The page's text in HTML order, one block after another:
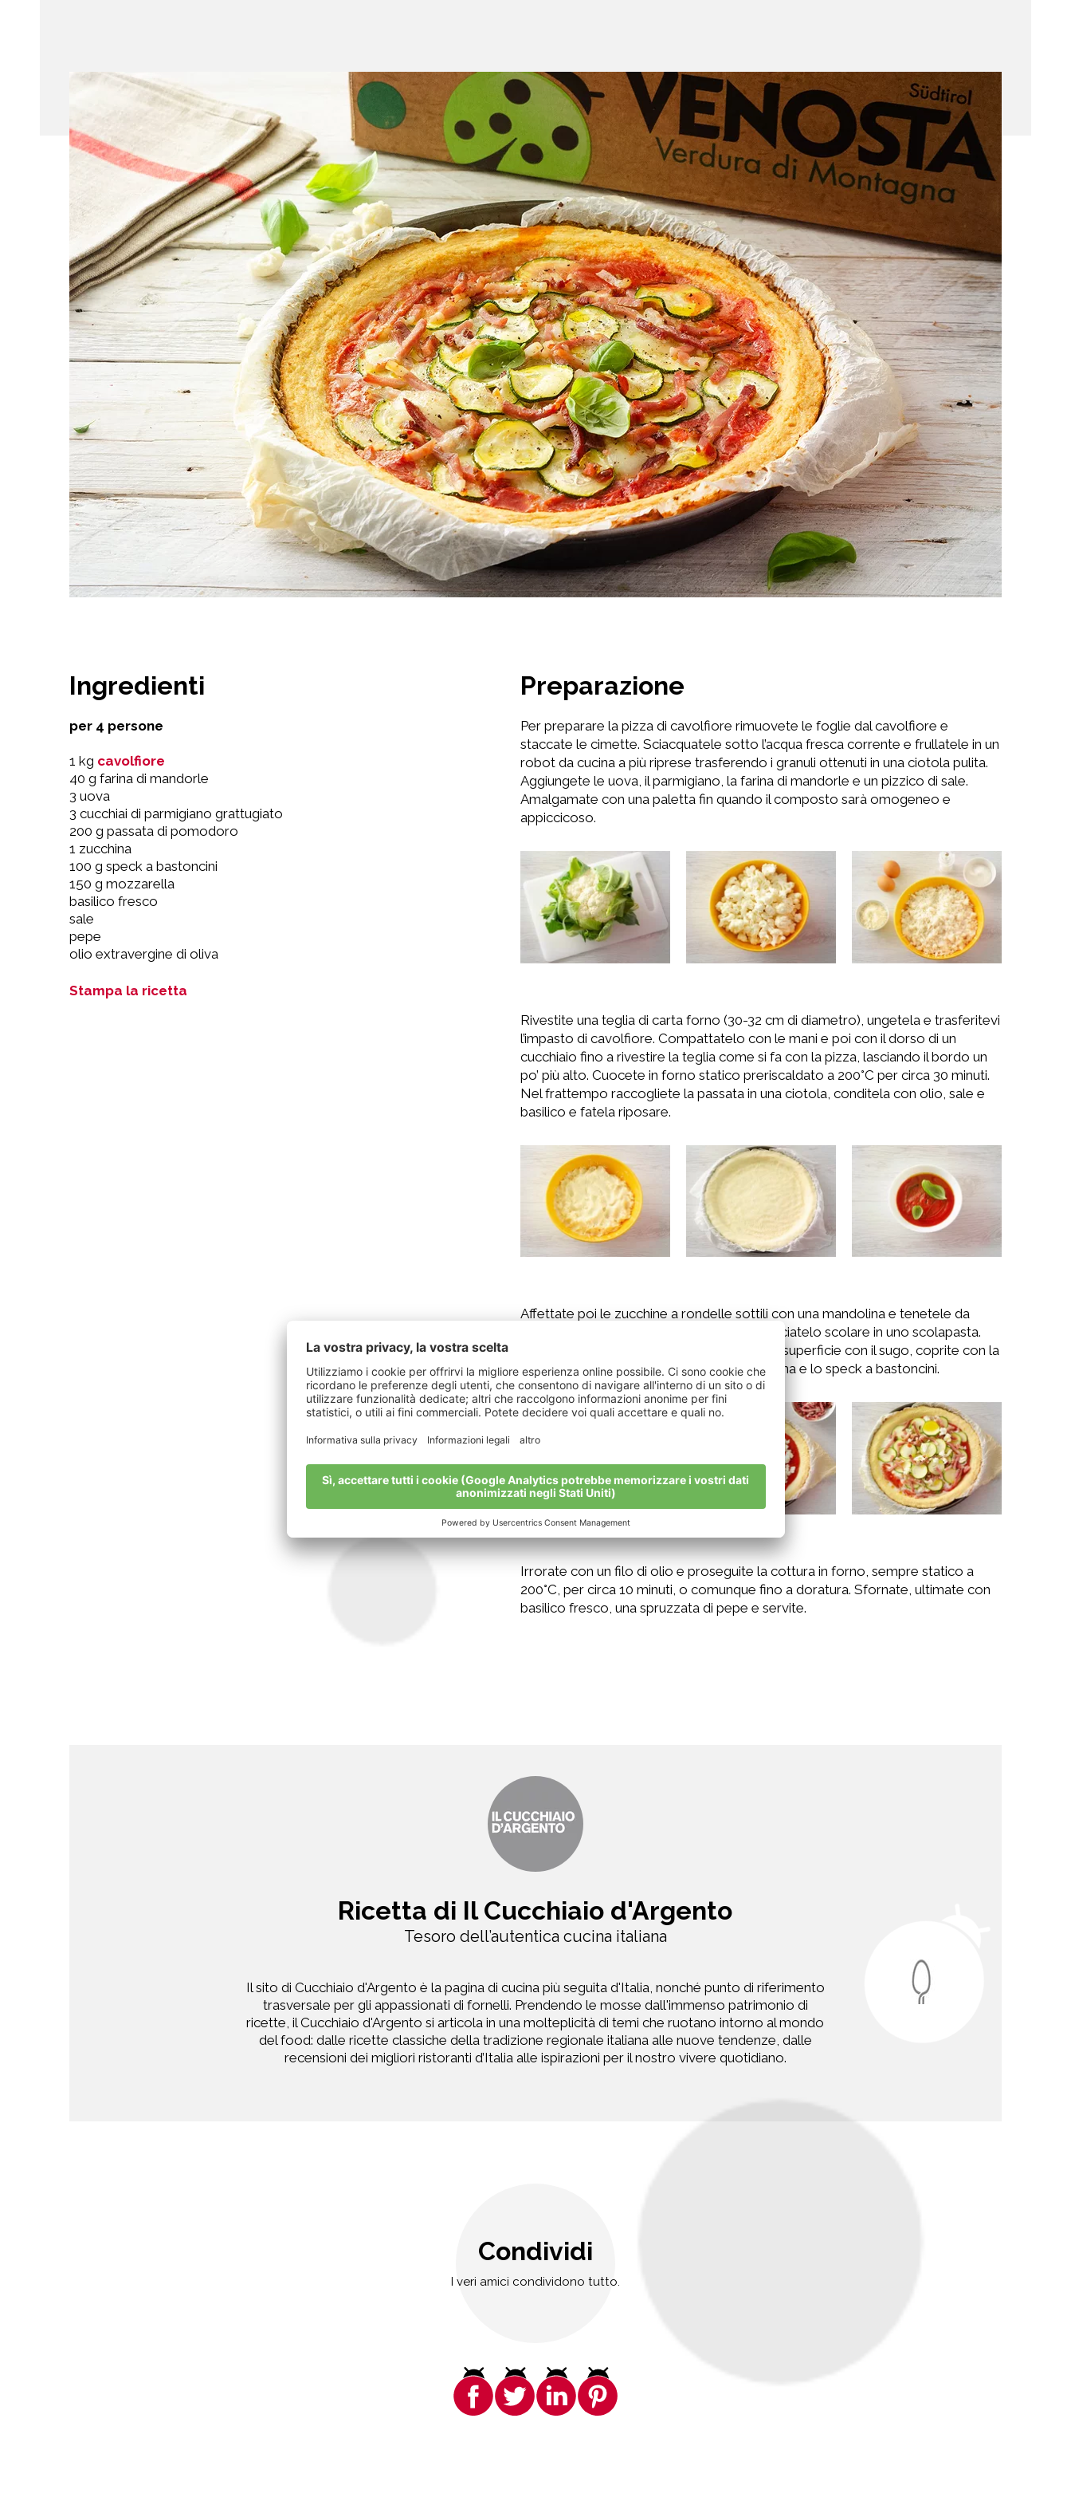
Ingredienti
per 4 persone
1 kg cavolfiore
40 g farina di mandorle
3 uova
3 cucchiai di parmigiano grattugiato
200 g passata di pomodoro
1 zucchina
100 g speck a bastoncini
150 g mozzarella
basilico fresco
sale
pepe
olio extravergine di oliva
Stampa la ricetta
Preparazione
Per preparare la pizza di cavolfiore rimuovete le foglie dal cavolfiore e
staccate le cimette. Sciacquatele sotto l’acqua fresca corrente e frullatele in un
robot da cucina a più riprese trasferendo i granuli ottenuti in una ciotola pulita.
Aggiungete le uova, il parmigiano, la farina di mandorle e un pizzico di sale.
Amalgamate con una paletta fin quando il composto sarà omogeneo e
appiccicoso.
Rivestite una teglia di carta forno (30-32 cm di diametro), ungetela e trasferitevi
l’impasto di cavolfiore. Compattatelo con le mani e poi con il dorso di un
cucchiaio fino a rivestire la teglia come si fa con la pizza, lasciando il bordo un
po’ più alto. Cuocete in forno statico preriscaldato a 200°C per circa 30 minuti.
Nel frattempo raccogliete la passata in una ciotola, conditela con olio, sale e
basilico e fatela riposare.
Affettate poi le zucchine a rondelle sottili con una mandolina e tenetele da
parte. Tritate il fior di latte, strizzatelo, e lasciatelo scolare in uno scolapasta.
Sfornate la base della pizza, cospargete la superficie con il sugo, coprite con la
mozzarella e ultimate con le fette di zucchina e lo speck a bastoncini.
Irrorate con un filo di olio e proseguite la cottura in forno, sempre statico a
200°C, per circa 10 minuti, o comunque fino a doratura. Sfornate, ultimate con
basilico fresco, una spruzzata di pepe e servite.
Ricetta di Il Cucchiaio d'Argento
Tesoro dell’autentica cucina italiana
Il sito di Cucchiaio d'Argento è la pagina di cucina più seguita d'Italia, nonché punto di riferimento
trasversale per gli appassionati di fornelli. Prendendo le mosse dall'immenso patrimonio di
ricette, il Cucchiaio d'Argento si articola in una molteplicità di temi che ruotano intorno al mondo
del food: dalle ricette classiche della tradizione regionale italiana alle nuove tendenze, dalle
recensioni dei migliori ristoranti d’Italia alle ispirazioni per il nostro vivere quotidiano.
Condividi
I veri amici condividono tutto.